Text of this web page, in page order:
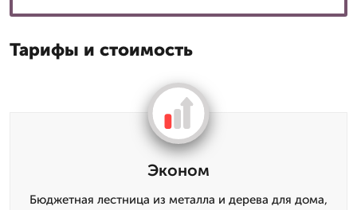
Тарифы и стоимость
Эконом
Бюджетная лестница из металла и дерева для дома,